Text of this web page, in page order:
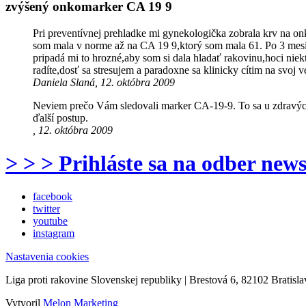
zvýšený onkomarker CA 19 9
Pri preventívnej prehladke mi gynekologička zobrala krv na
som mala v norme až na CA 19 9,ktorý som mala 61. Po 3
pripadá mi to hrozné,aby som si dala hladať rakovinu,hoci
radíte,dosť sa stresujem a paradoxne sa klinicky cítim na svoj
Daniela Slaná, 12. októbra 2009
Neviem prečo Vám sledovali marker CA-19-9. To sa u
ďalší postup.
, 12. októbra 2009
> > > Prihláste sa na odber
facebook
twitter
youtube
instagram
Nastavenia cookies
Liga proti rakovine Slovenskej republiky | Brestová 6, 82102
Vytvoril Melon Marketing